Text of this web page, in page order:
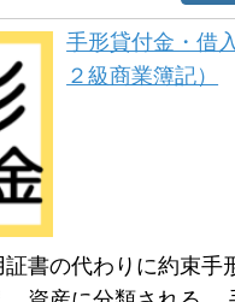
手形貸付金・借
２級商業簿記）
書の代わりに約束手